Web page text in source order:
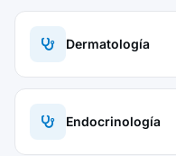
Dermatología
Endocrinología